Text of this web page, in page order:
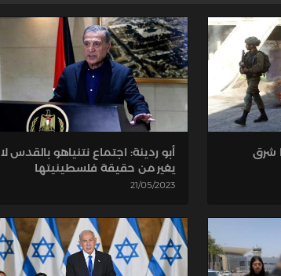
شرق
أبو ردينة: اجتماع نتنياهو بالقدس لا
يغير من حقيقة فلسطينيتها
21/05/2023